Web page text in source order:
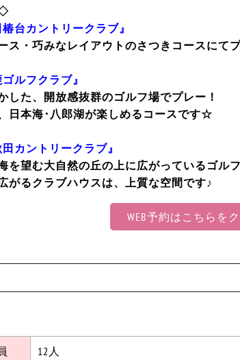
椿台カントリークラブ』
ス・巧みなレイアウトのさつきコースにてプ
ゴルフクラブ』
した、開放感抜群のゴルフ場でプレー！
日本海･八郎湖が楽しめるコースです☆
田カントリークラブ』
を望む大自然の丘の上に広がっているゴルフ
がるクラブハウスは、上質な空間です♪
WEB予約はこちらを
12人